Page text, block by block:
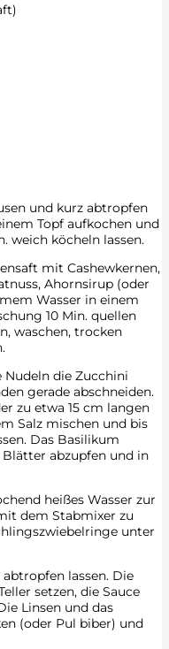
und kurz abtropfen
Topf aufkochen und
weich köcheln lassen.
mit Cashewkernen,
Ahornsirup (oder
Wasser in einem
10 Min. quellen
waschen, trocken
Nudeln die Zucchini
gerade abschneiden.
zu etwa 15 cm langen
Salz mischen und bis
Das Basilikum
abzupfen und in
heißes Wasser zur
dem Stabmixer zu
unter
lassen. Die
setzen, die Sauce
Linsen und das
(oder Pul biber) und